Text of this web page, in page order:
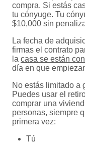
compra. Si estás
tu cónyuge. Tu
$10,000 sin
La fecha de
firmas el contrato
la casa se están
día en que
No estás limitado a
Puedes usar el
comprar una
personas, siempre
primera vez:
Tú